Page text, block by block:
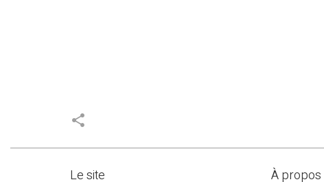
share
Le site À propos